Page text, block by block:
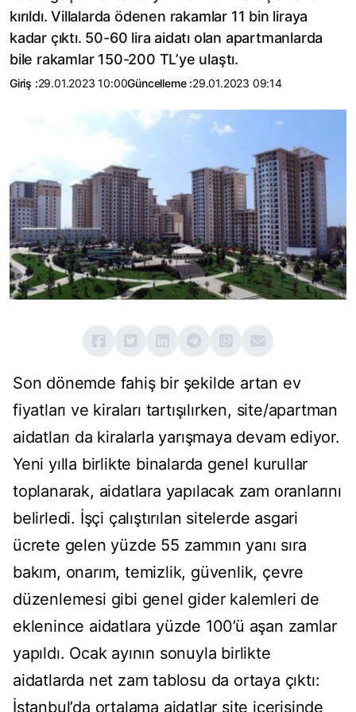
kırıldı. Villalarda ödenen rakamlar 11 bin liraya
kadar çıktı. 50-60 lira aidatı olan apartmanlarda
bile rakamlar 150-200 TL’ye ulaştı.
Giriş :29.01.2023 10:00Güncelleme :29.01.2023 09:14
Son dönemde fahiş bir şekilde artan ev
fiyatları ve kiraları tartışılırken, site/apartman
aidatları da kiralarla yarışmaya devam ediyor.
Yeni yılla birlikte binalarda genel kurullar
toplanarak, aidatlara yapılacak zam oranlarını
belirledi. İşçi çalıştırılan sitelerde asgari
ücrete gelen yüzde 55 zammın yanı sıra
bakım, onarım, temizlik, güvenlik, çevre
düzenlemesi gibi genel gider kalemleri de
eklenince aidatlara yüzde 100’ü aşan zamlar
yapıldı. Ocak ayının sonuyla birlikte
aidatlarda net zam tablosu da ortaya çıktı:
İstanbul’da ortalama aidatlar site içerisinde